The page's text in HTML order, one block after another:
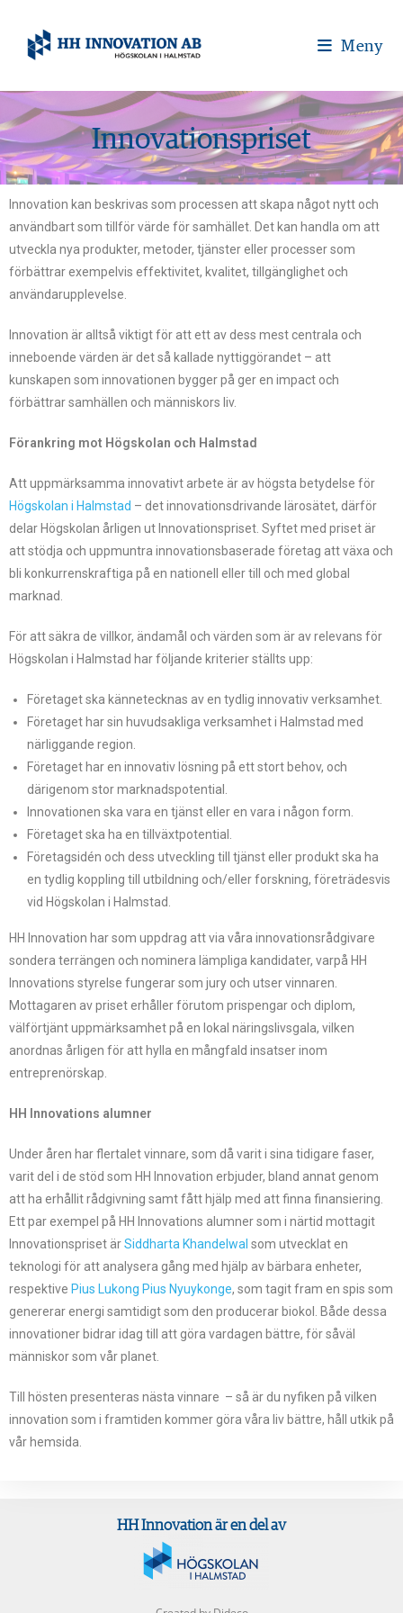
Meny
Innovationspriset
Innovation kan beskrivas som processen att skapa något nytt och
användbart som tillför värde för samhället. Det kan handla om att
utveckla nya produkter, metoder, tjänster eller processer som
förbättrar exempelvis effektivitet, kvalitet, tillgänglighet och
användarupplevelse.
Innovation är alltså viktigt för att ett av dess mest centrala och
inneboende värden är det så kallade nyttiggörandet – att
kunskapen som innovationen bygger på ger en impact och
förbättrar samhällen och människors liv.
Förankring mot Högskolan och Halmstad
Att uppmärksamma innovativt arbete är av högsta betydelse för
Högskolan i Halmstad – det innovationsdrivande lärosätet, därför
delar Högskolan årligen ut Innovationspriset. Syftet med priset är
att stödja och uppmuntra innovationsbaserade företag att växa och
bli konkurrenskraftiga på en nationell eller till och med global
marknad.
För att säkra de villkor, ändamål och värden som är av relevans för
Högskolan i Halmstad har följande kriterier ställts upp:
Företaget ska kännetecknas av en tydlig innovativ verksamhet.
Företaget har sin huvudsakliga verksamhet i Halmstad med
närliggande region.
Företaget har en innovativ lösning på ett stort behov, och
därigenom stor marknadspotential.
Innovationen ska vara en tjänst eller en vara i någon form.
Företaget ska ha en tillväxtpotential.
Företagsidén och dess utveckling till tjänst eller produkt ska ha
en tydlig koppling till utbildning och/eller forskning, företrädesvis
vid Högskolan i Halmstad.
HH Innovation har som uppdrag att via våra innovationsrådgivare
sondera terrängen och nominera lämpliga kandidater, varpå HH
Innovations styrelse fungerar som jury och utser vinnaren.
Mottagaren av priset erhåller förutom prispengar och diplom,
välförtjänt uppmärksamhet på en lokal näringslivsgala, vilken
anordnas årligen för att hylla en mångfald insatser inom
entreprenörskap.
HH Innovations alumner
Under åren har flertalet vinnare, som då varit i sina tidigare faser,
varit del i de stöd som HH Innovation erbjuder, bland annat genom
att ha erhållit rådgivning samt fått hjälp med att finna finansiering.
Ett par exempel på HH Innovations alumner som i närtid mottagit
Innovationspriset ärSiddharta Khandelwal som utvecklat en
teknologi för att analysera gång med hjälp av bärbara enheter,
respektive Pius Lukong Pius Nyuykonge, som tagit fram en spis som
genererar energi samtidigt som den producerar biokol. Både dessa
innovationer bidrar idag till att göra vardagen bättre, för såväl
människor som vår planet.
Till hösten presenteras nästa vinnare – så är du nyfiken på vilken
innovation som i framtiden kommer göra våra liv bättre, håll utkik på
vår hemsida.
HH Innovation är en del av